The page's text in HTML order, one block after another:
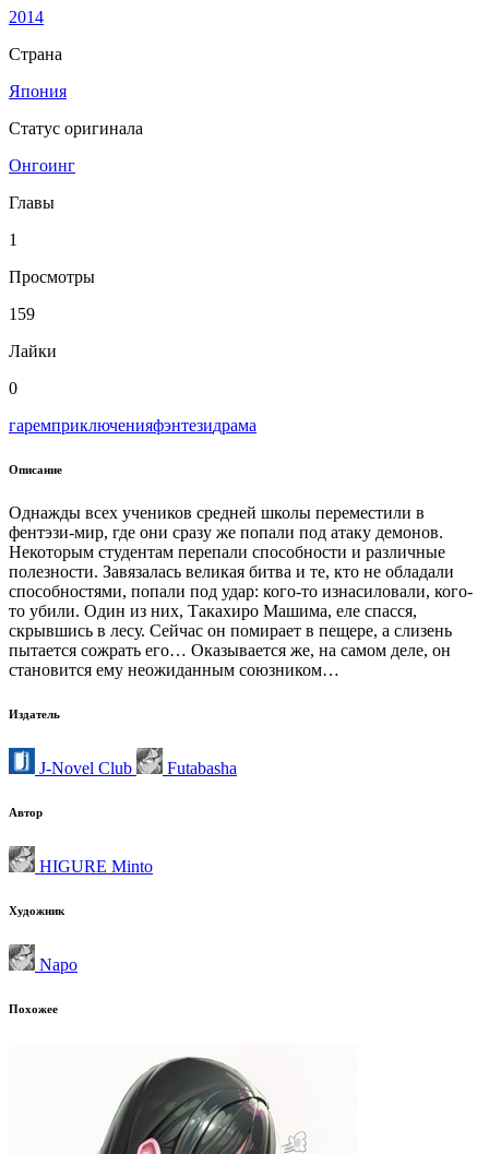
2014
Страна
Япония
Статус оригинала
Онгоинг
Главы
1
Просмотры
159
Лайки
0
гаремприключенияфэнтезидрама
Описание
Однажды всех учеников средней школы переместили в
фентэзи-мир, где они сразу же попали под атаку демонов.
Некоторым студентам перепали способности и различные
полезности. Завязалась великая битва и те, кто не обладали
способностями, попали под удар: кого-то изнасиловали, кого-
то убили. Один из них, Такахиро Машима, еле спасся,
скрывшись в лесу. Сейчас он помирает в пещере, а слизень
пытается сожрать его… Оказывается же, на самом деле, он
становится ему неожиданным союзником…
Издатель
J-Novel Club Futabasha
Автор
HIGURE Minto
Художник
Napo
Похожее